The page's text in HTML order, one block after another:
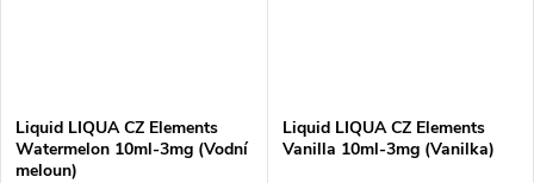
Liquid LIQUA CZ Elements
Watermelon 10ml-3mg (Vodní
meloun)
Liquid LIQUA CZ Elements
Vanilla 10ml-3mg (Vanilka)